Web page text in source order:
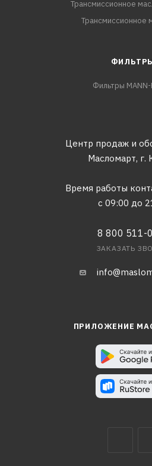
Трансмиссионное
Трансмиссионное
Фильтры MANN-
Центр продаж и
Масломарт, г.
Время работы
с 09:00 до
8 800 511-
ЗАКАЗАТЬ
ПРИЛОЖЕНИЕ